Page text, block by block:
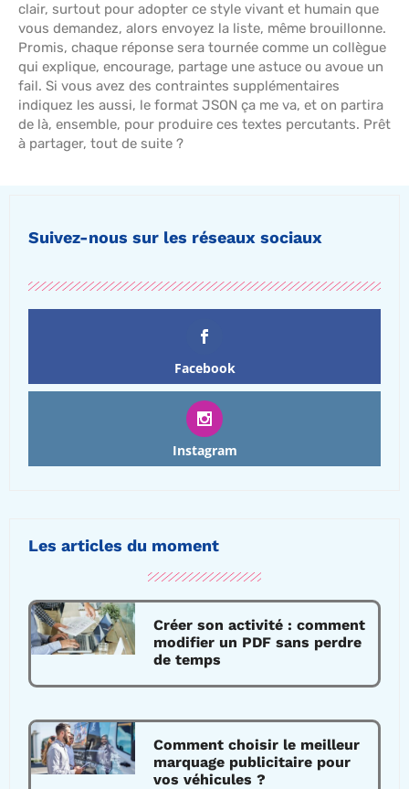
clair, surtout pour adopter ce style vivant et humain que
vous demandez, alors envoyez la liste, même brouillonne.
Promis, chaque réponse sera tournée comme un collègue
qui explique, encourage, partage une astuce ou avoue un
fail. Si vous avez des contraintes supplémentaires
indiquez les aussi, le format JSON ça me va, et on partira
de là, ensemble, pour produire ces textes percutants. Prêt
à partager, tout de suite ?
Suivez-nous sur les réseaux sociaux
Facebook
Instagram
Les articles du moment
Créer son activité : comment
modifier un PDF sans perdre
de temps
Comment choisir le meilleur
marquage publicitaire pour
vos véhicules ?